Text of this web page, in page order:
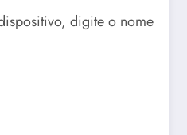
digite o nome